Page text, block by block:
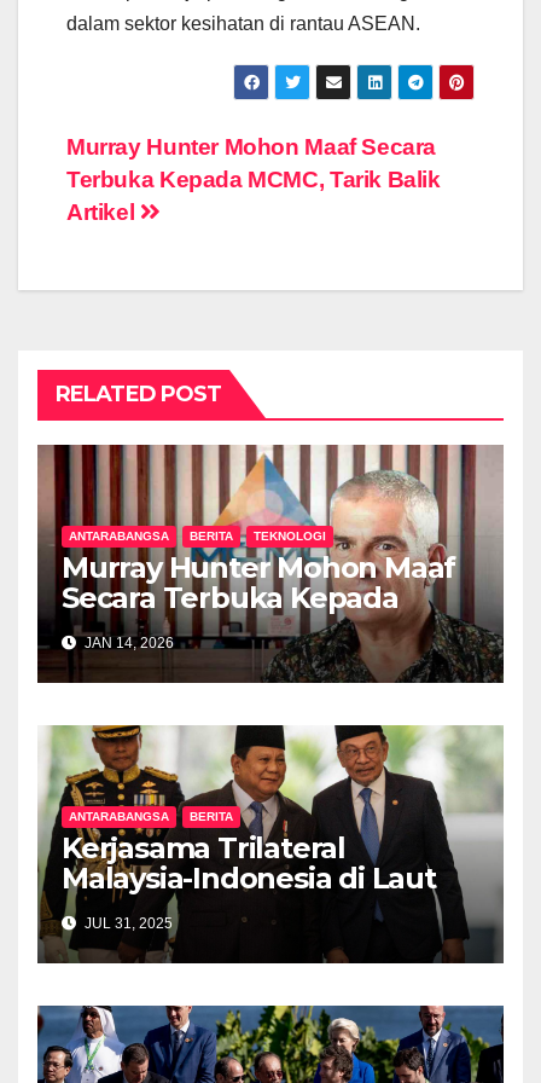
dalam sektor kesihatan di rantau ASEAN.
Post
navigation
Murray Hunter Mohon Maaf Secara
Terbuka Kepada MCMC, Tarik Balik
Artikel
RELATED POST
ANTARABANGSA BERITA TEKNOLOGI
Murray Hunter Mohon Maaf
Secara Terbuka Kepada
MCMC, Tarik Balik Artikel
JAN 14, 2026
ANTARABANGSA BERITA
Kerjasama Trilateral
Malaysia-Indonesia di Laut
Sulu, Sulawesi Diperhebat –
PM Anwar
JUL 31, 2025